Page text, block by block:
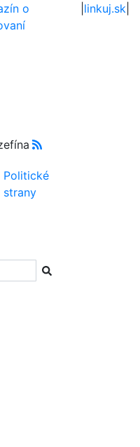
o
linkuj.sk|
Politické
strany